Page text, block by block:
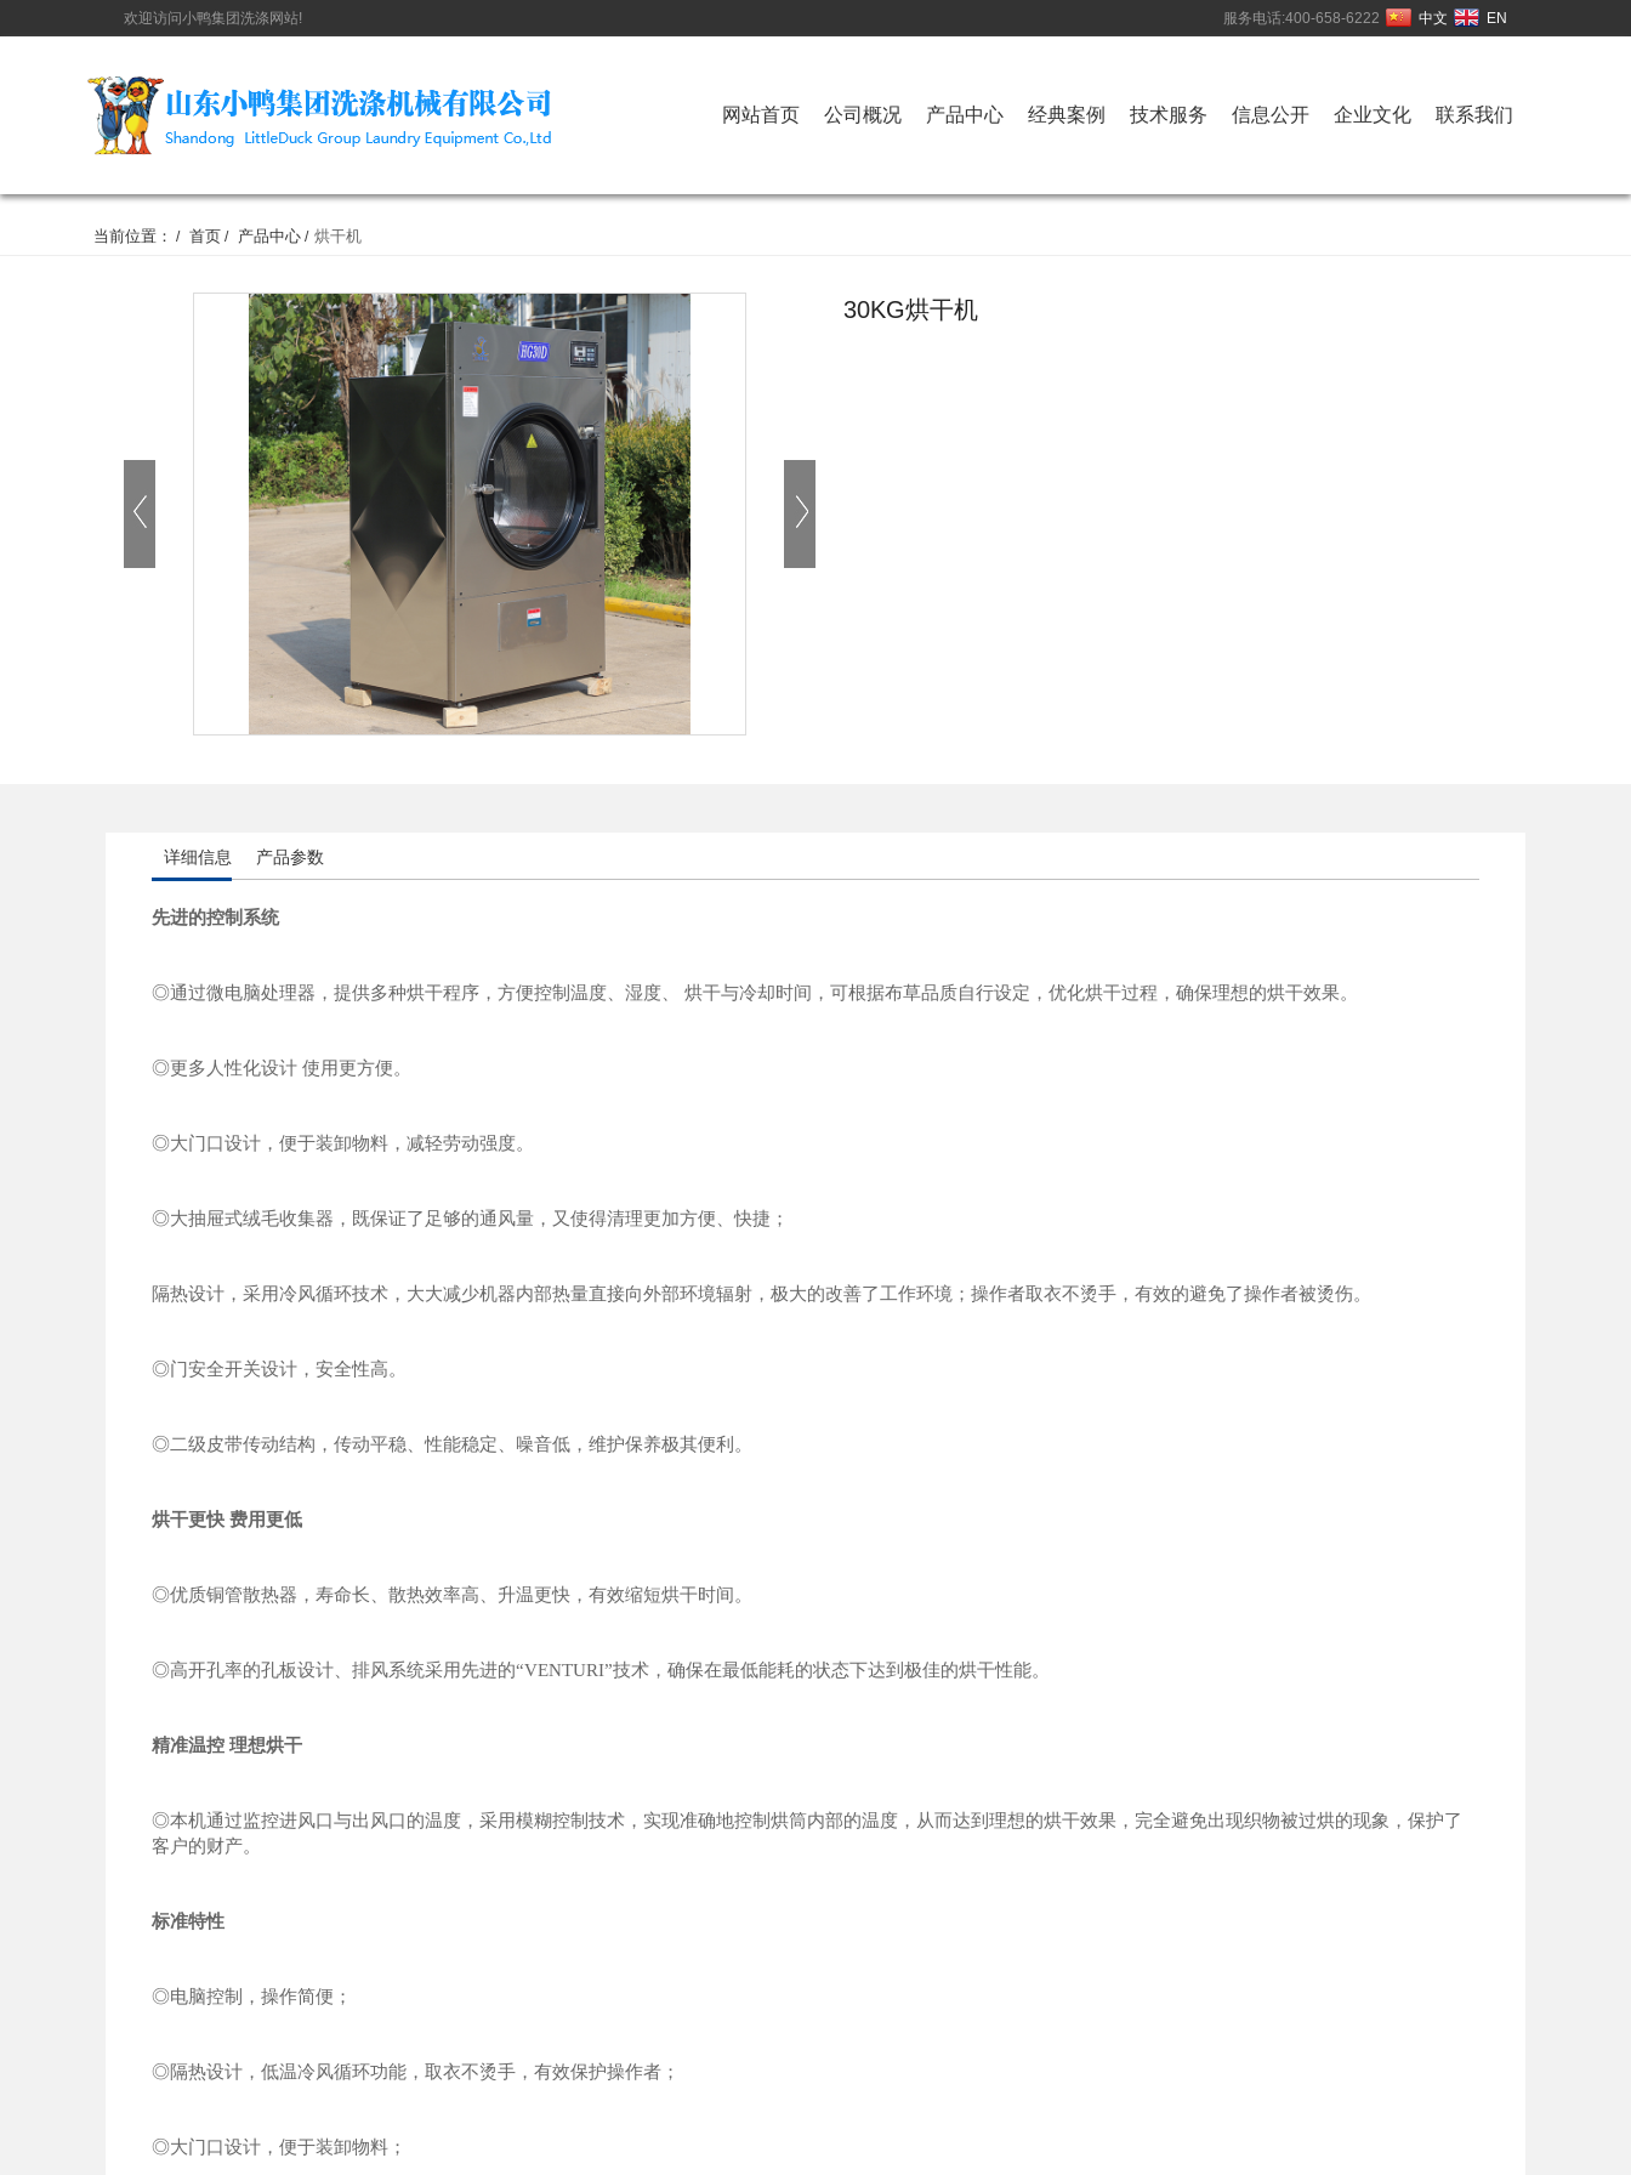
欢迎访问小鸭集团洗涤网站! 中文 EN
服务电话:400-658-6222
网站首页 公司概况 产品中心 经典案例 技术服务 信息公开 企业文化 联系我们
当前位置： / 首页 / 产品中心 / 烘干机
30KG烘干机
详细信息 产品参数
先进的控制系统
◎通过微电脑处理器，提供多种烘干程序，方便控制温度、湿度、 烘干与冷却时间，可根据布草品质自行设定，优化烘干过程，确保理想的烘干效果。
◎更多人性化设计 使用更方便。
◎大门口设计，便于装卸物料，减轻劳动强度。
◎大抽屉式绒毛收集器，既保证了足够的通风量，又使得清理更加方便、快捷；
隔热设计，采用冷风循环技术，大大减少机器内部热量直接向外部环境辐射，极大的改善了工作环境；操作者取衣不烫手，有效的避免了操作者被烫伤。
◎门安全开关设计，安全性高。
◎二级皮带传动结构，传动平稳、性能稳定、噪音低，维护保养极其便利。
烘干更快 费用更低
◎优质铜管散热器，寿命长、散热效率高、升温更快，有效缩短烘干时间。
◎高开孔率的孔板设计、排风系统采用先进的“VENTURI”技术，确保在最低能耗的状态下达到极佳的烘干性能。
精准温控 理想烘干
◎本机通过监控进风口与出风口的温度，采用模糊控制技术，实现准确地控制烘筒内部的温度，从而达到理想的烘干效果，完全避免出现织物被过烘的现象，保护了
客户的财产。
标准特性
◎电脑控制，操作简便；
◎隔热设计，低温冷风循环功能，取衣不烫手，有效保护操作者；
◎大门口设计，便于装卸物料；